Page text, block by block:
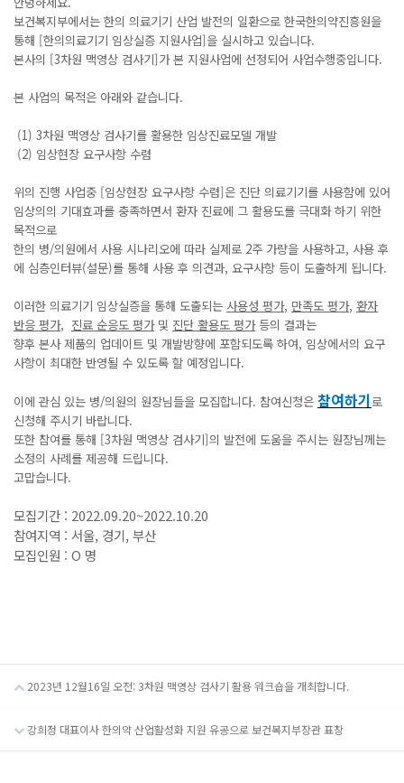
보건복지부에서는 한의 의료기기 산업 발전의 일환으로 한국한의약진흥원을
통해 [한의의료기기 임상실증 지원사업]을 실시하고 있습니다.
본사의 [3차원 맥영상 검사기]가 본 지원사업에 선정되어 사업수행중입니다.
​본 사업의 목적은 아래와 같습니다.
(1) 3차원 맥영상 검사기를 활용한 임상진료모델 개발
(2) 임상현장 요구사항 수렴
위의 진행 사업중 [임상현장 요구사항 수렴]은 진단 의료기기를 사용함에 있어
임상의의 기대효과를 충족하면서 환자 진료에 그 활용도를 극대화 하기 위한
목적으로
한의 병/의원에서 사용 시나리오에 따라 실제로 2주 가량을 사용하고, 사용 후
에 심층인터뷰(설문)를 통해 사용 후 의견과, 요구사항 등이 도출하게 됩니다.
이러한 의료기기 임상실증을 통해 도출되는 사용성 평가, 만족도 평가, 환자
반응 평가, 진료 순응도 평가및 진단 활용도 평가등의 결과는
향후 본사 제품의 업데이트 및 개발방향에 포함되도록 하여, 임상에서의 요구
사항이 최대한 반영될 수 있도록 할 예정입니다.
이에 관심 있는 병/의원의 원장님들을 모집합니다. 참여신청은 참여하기로
신청해 주시기 바랍니다.
또한 참여를 통해 [3차원 맥영상 검사기]의 발전에 도움을 주시는 원장님께는
소정의 사례를 제공해 드립니다.
고맙습니다.
모집기간 : 2022.09.20~2022.10.20
참여지역 : 서울, 경기, 부산
모집인원 : O 명
2023년 12월16일 오전: 3차원 맥영상 검사기 활용 워크숍을 개최합니다.
강희정 대표이사 한의약 산업활성화 지원 유공으로 보건복지부장관 표창